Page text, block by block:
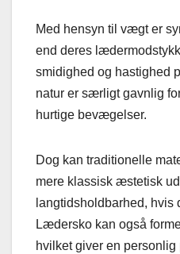
Med hensyn til vægt er
end deres
smidighed og hastighed
natur er særligt gavnlig
hurtige bevægelser.
Dog kan traditionelle
mere klassisk æstetisk
langtidsholdbarhed, hvis
Lædersko kan også
hvilket giver en personlig